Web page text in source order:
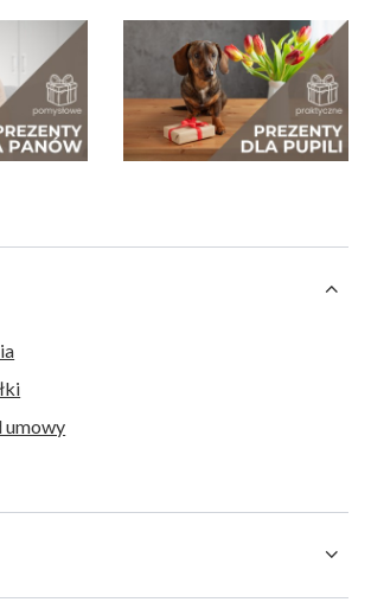
umowy